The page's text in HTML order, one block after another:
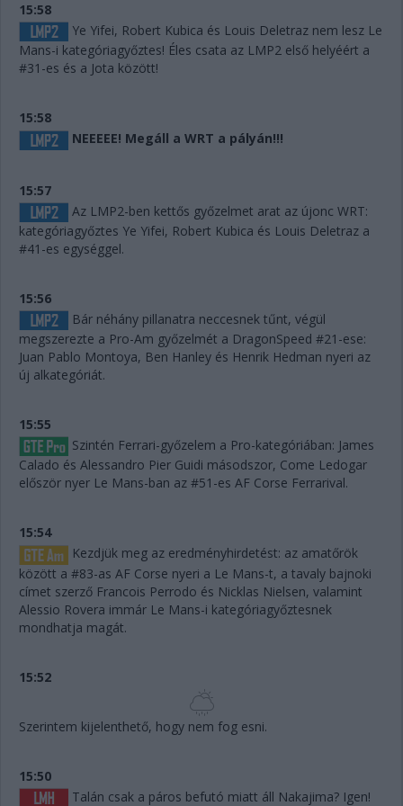
15:58
Ye Yifei, Robert Kubica és Louis Deletraz nem lesz Le
Mans-i kategóriagyőztes! Éles csata az LMP2 első helyéért a
#31-es és a Jota között!
15:58
NEEEEE! Megáll a WRT a pályán!!!
15:57
Az LMP2-ben kettős győzelmet arat az újonc WRT:
kategóriagyőztes Ye Yifei, Robert Kubica és Louis Deletraz a
#41-es egységgel.
15:56
Bár néhány pillanatra neccesnek tűnt, végül
megszerezte a Pro-Am győzelmét a DragonSpeed #21-ese:
Juan Pablo Montoya, Ben Hanley és Henrik Hedman nyeri az
új alkategóriát.
15:55
Szintén Ferrari-győzelem a Pro-kategóriában: James
Calado és Alessandro Pier Guidi másodszor, Come Ledogar
először nyer Le Mans-ban az #51-es AF Corse Ferrarival.
15:54
Kezdjük meg az eredményhirdetést: az amatőrök
között a #83-as AF Corse nyeri a Le Mans-t, a tavaly bajnoki
címet szerző Francois Perrodo és Nicklas Nielsen, valamint
Alessio Rovera immár Le Mans-i kategóriagyőztesnek
mondhatja magát.
15:52
Szerintem kijelenthető, hogy nem fog esni.
15:50
Talán csak a páros befutó miatt áll Nakajima? Igen!